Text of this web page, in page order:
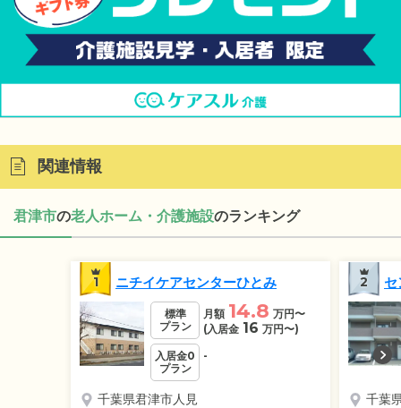
関連情報
君津市の老人ホーム・介護施設のランキング
1 ニチイケアセンターひとみ
標準
プラン
月額 14.8 万円〜
(入居金 16 万円〜)
入居金0
プラン
-
千葉県君津市人見
2
千葉